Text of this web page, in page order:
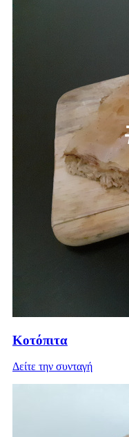
Κοτόπιτα
Δείτε την συνταγή